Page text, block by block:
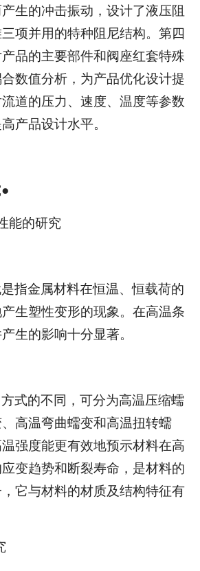
生的冲击振动，设计了液压阻
项并用的特种阻尼结构。第四
品的主要部件和阀座红套特殊
数值分析，为产品优化设计提
道的压力、速度、温度等参数
产品设计水平。
能的研究
指金属材料在恒温、恒载荷的
生塑性变形的现象。在高温条
生的影响十分显著。
式的不同，可分为高温压缩蠕
高温弯曲蠕变和高温扭转蠕
强度能更有效地预示材料在高
变趋势和断裂寿命，是材料的
它与材料的材质及结构特征有